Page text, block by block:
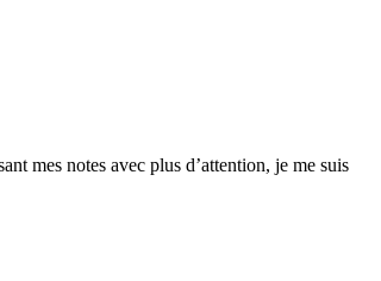
mes notes avec plus d’attention, je me suis